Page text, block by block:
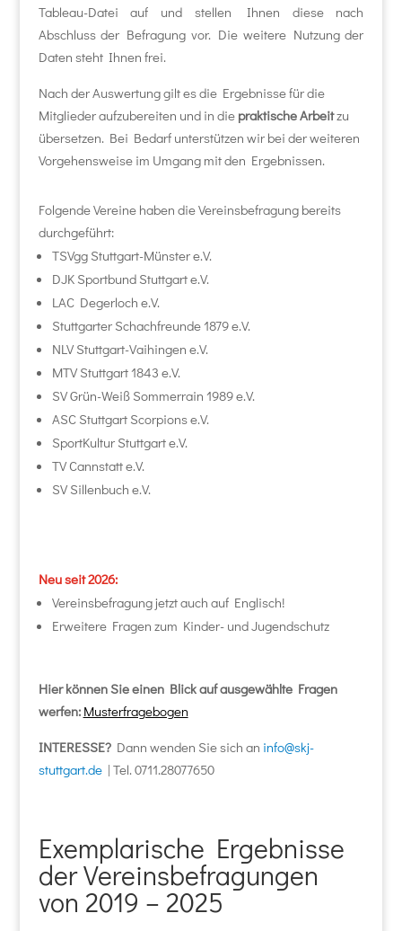
Tableau-Datei auf und stellen Ihnen diese nach
Abschluss der Befragung vor. Die weitere Nutzung der
Daten steht Ihnen frei.
Nach der Auswertung gilt es die Ergebnisse für die
Mitglieder aufzubereiten und in die praktische Arbeitzu
übersetzen. Bei Bedarf unterstützen wir bei der weiteren
Vorgehensweise im Umgang mit den Ergebnissen.
Folgende Vereine haben die Vereinsbefragung bereits
durchgeführt:
TSVgg Stuttgart-Münster e.V.
DJK Sportbund Stuttgart e.V.
LAC Degerloch e.V.
Stuttgarter Schachfreunde 1879 e.V.
NLV Stuttgart-Vaihingen e.V.
MTV Stuttgart 1843 e.V.
SV Grün-Weiß Sommerrain 1989 e.V.
ASC Stuttgart Scorpions e.V.
SportKultur Stuttgart e.V.
TV Cannstatt e.V.
SV Sillenbuch e.V.
Neu seit 2026:
Vereinsbefragung jetzt auch auf Englisch!
Erweitere Fragen zum Kinder- und Jugendschutz
Hier können Sie einen Blick auf ausgewählte Fragen
werfen: Musterfragebogen
INTERESSE? Dann wenden Sie sich an info@skj-
stuttgart.de| Tel. 0711.28077650
Exemplarische Ergebnisse
der Vereinsbefragungen
von 2019 – 2025